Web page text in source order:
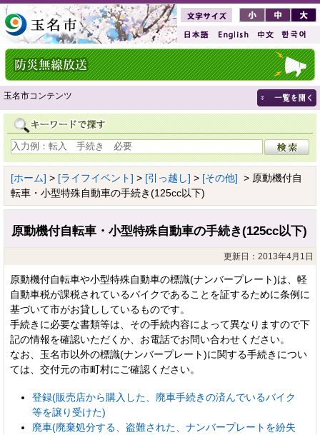
玉名市コンテンツ
[ホーム] > [ライフイベント] > [引っ越し] > [その他] > 原動機付自
転車・小型特殊自動車の手続き(125cc以下)
原動機付自転車・小型特殊自動車の手続き(125cc以下)
更新日：2013年4月1日
原動機付自転車や小型特殊自動車の標識(ナンバープレート)は、軽
自動車税が課税されているバイクであることを証するために条例に
基づいて市がお貸ししているものです。
手続きに必要な書類等は、その手続内容によって異なりますので下
記の情報を確認いただくか、お電話でお問い合わせください。
なお、玉名市以外の標識(ナンバープレート)に関する手続きについ
ては、交付元の市町村にご確認ください。
登録(販売店から購入した、廃車手続きの済んでいるバイク
等を譲り受けた)
廃車(廃棄処分する、盗難された、ナンバープレートを紛失